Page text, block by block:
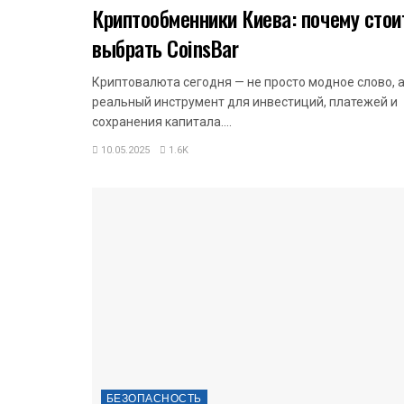
Криптообменники Киева: почему
выбрать CoinsBar
Криптовалюта сегодня — не просто модное слово, а
реальный инструмент для инвестиций, платежей и
сохранения капитала....
10.05.2025 1.6K
БЕЗОПАСНОСТЬ